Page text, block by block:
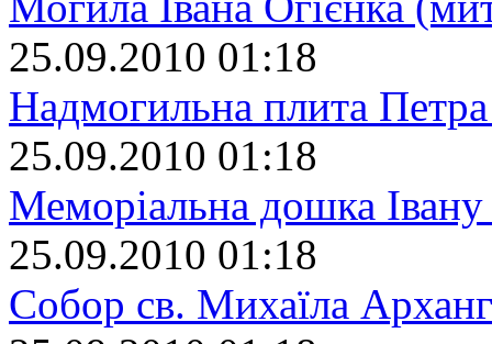
25.09.2010 01:18
Надмогильна плита
25.09.2010 01:18
Меморіальна дошка
25.09.2010 01:18
Собор св. Михаїла